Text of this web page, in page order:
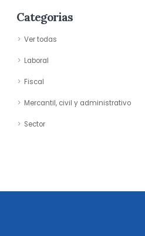
Categorias
Ver todas
Laboral
Fiscal
Mercantil, civil y administrativo
Sector